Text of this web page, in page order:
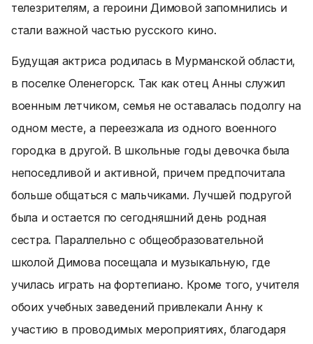
телезрителям, а героини Димовой запомнились и
стали важной частью русского кино.
Будущая актриса родилась в Мурманской области,
в поселке Оленегорск. Так как отец Анны служил
военным летчиком, семья не оставалась подолгу на
одном месте, а переезжала из одного военного
городка в другой. В школьные годы девочка была
непоседливой и активной, причем предпочитала
больше общаться с мальчиками. Лучшей подругой
была и остается по сегодняшний день родная
сестра. Параллельно с общеобразовательной
школой Димова посещала и музыкальную, где
училась играть на фортепиано. Кроме того, учителя
обоих учебных заведений привлекали Анну к
участию в проводимых мероприятиях, благодаря